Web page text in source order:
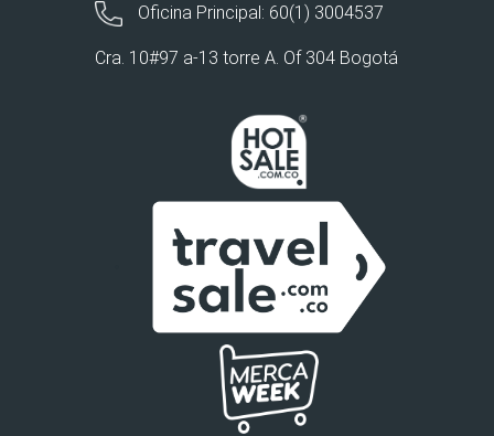
Oficina Principal: 60(1) 3004537
Cra. 10#97 a-13 torre A. Of 304 Bogotá